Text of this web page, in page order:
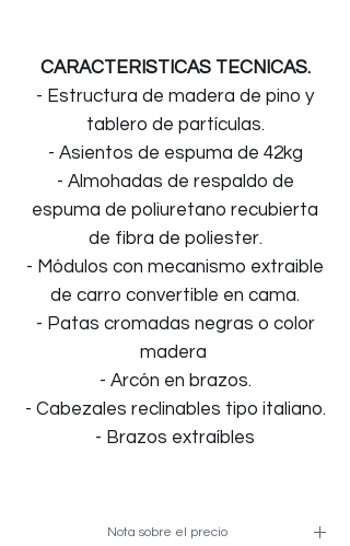
CARACTERISTICAS TECNICAS.
- Estructura de madera de pino y
tablero de partículas.
- Asientos de espuma de 42kg
- Almohadas de respaldo de
espuma de poliuretano recubierta
de fibra de poliester.
- Módulos con mecanismo extraible
de carro convertible en cama.
- Patas cromadas negras o color
madera
- Arcón en brazos.
- Cabezales reclinables tipo italiano.
- Brazos extraíbles
Nota sobre el precio